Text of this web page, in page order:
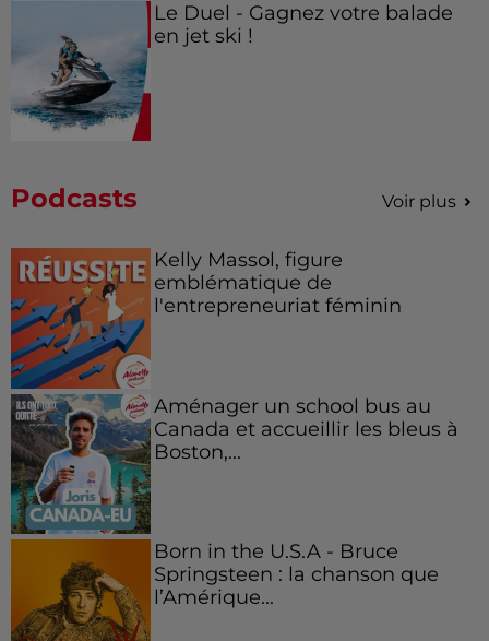
Le Duel - Gagnez votre balade
en jet ski !
Podcasts Voir plus
Kelly Massol, figure
emblématique de
l'entrepreneuriat féminin
Aménager un school bus au
Canada et accueillir les bleus à
Boston,...
Born in the U.S.A - Bruce
Springsteen : la chanson que
l’Amérique...